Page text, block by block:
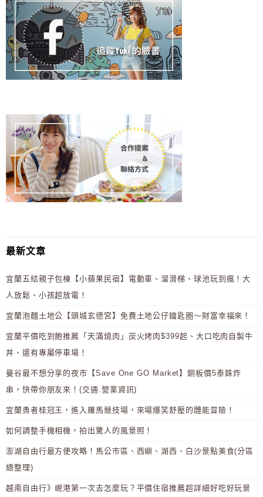
最新文章
宜蘭五結親子包棟【小蘋果民宿】電動車、溜滑梯、球池玩到瘋！大
人放鬆、小孩超放電！
宜蘭泡麵土地公【頭城玄德宮】免費土地公仔鑰匙圈～財富幸福來！
宜蘭平價吃到飽推薦「天滿燒肉」炭火烤肉$399起、大口吃肉自製牛
丼、還有專屬停車場！
曼谷最不想分享的夜市【Save One GO Market】銅板價5泰銖炸
串，快帶你朋友來！(交通.營業資訊)
宜蘭勇者桂冠王，進入羅馬競技場，來場爆笑舒壓的體能冒險！
如何調整手機相機，拍出驚人的風景照！
澎湖自由行最方便攻略！馬公市區、西嶼、湖西、白沙景點美食(分區
總整理)
越南自由行》峴港第一次去怎麼玩？平價住宿推薦超詳細好吃好玩景